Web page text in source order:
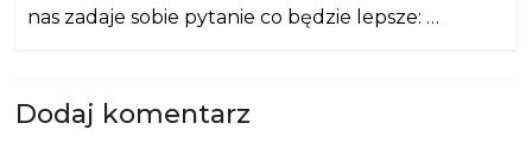
nas zadaje sobie pytanie co będzie lepsze: …
Dodaj komentarz